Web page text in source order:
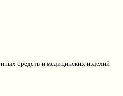
средств и медицинских изделий